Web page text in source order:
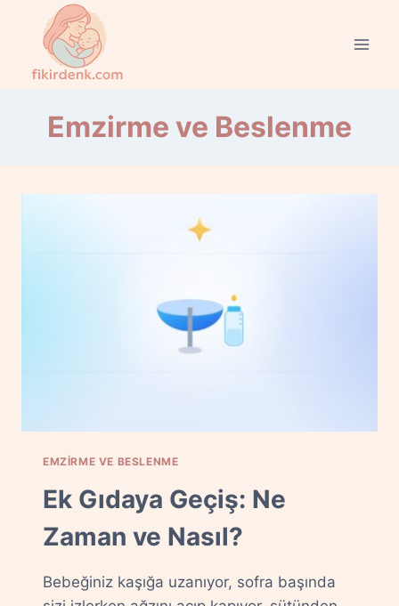
content
Emzirme ve Beslenme
EMZIRME VE BESLENME
Ek Gıdaya Geçiş: Ne
Zaman ve Nasıl?
Bebeğiniz kaşığa uzanıyor, sofra başında